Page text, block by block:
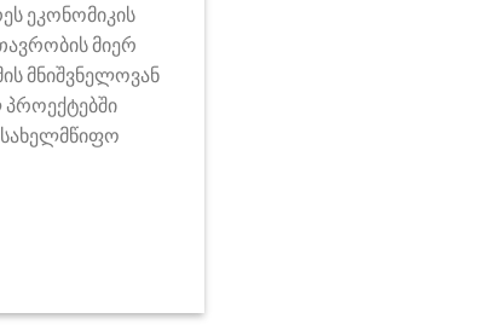
ეკონომიკის
მიერ
მნიშვნელოვან
პროექტებში
სახელმწიფო